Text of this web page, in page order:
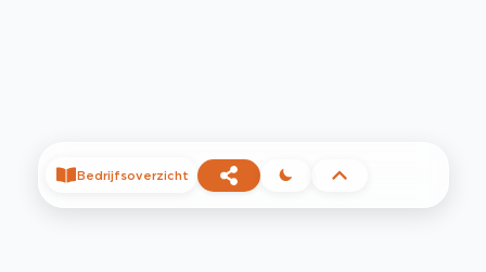
Bedrijfsoverzicht